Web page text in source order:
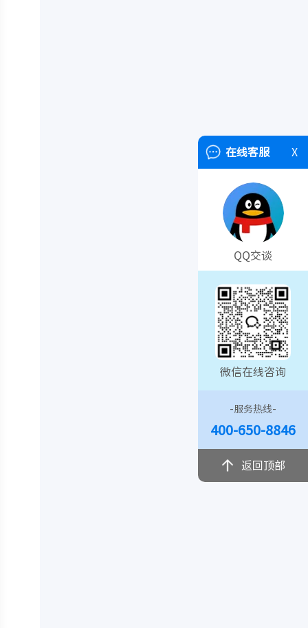
在线客服 X
QQ交谈
微信在线咨询
-服务热线-
400-650-8846
返回顶部